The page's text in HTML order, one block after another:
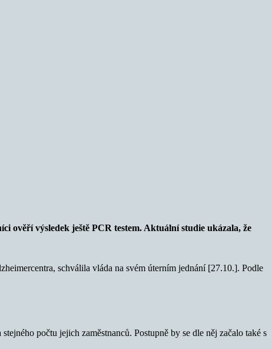
ověří výsledek ještě PCR testem. Aktuální studie ukázala, že
schválila vláda na svém úterním jednání [27.10.]. Podle
počtu jejich zaměstnanců. Postupně by se dle něj začalo také s